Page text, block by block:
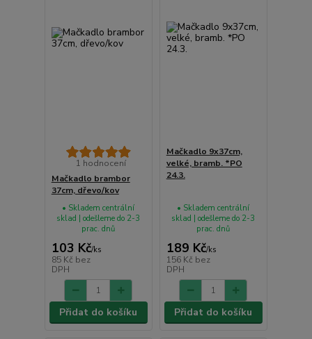
1 hodnocení
Mačkadlo brambor
37cm, dřevo/kov
103 Kč/ks
85 Kč bez
DPH
• Skladem centrální
sklad | odešleme do 2-3
prac. dnů
Přidat do košíku
Mačkadlo 9x37cm,
velké, bramb. *PO
24.3.
189 Kč/ks
156 Kč bez
DPH
• Skladem centrální
sklad | odešleme do 2-3
prac. dnů
Přidat do košíku